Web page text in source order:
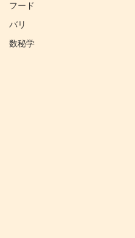
フード
バリ
数秘学